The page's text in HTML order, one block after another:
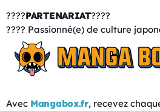
????PARTENARIAT????
???? Passionné(e) de culture
Avec Mangabox.fr, recevez